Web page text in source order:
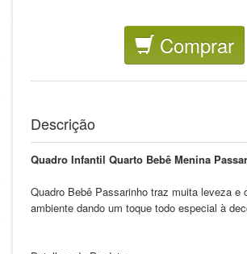
Comprar
Descrição
Quadro Infantil Quarto Bebê Menina
Quadro Bebê Passarinho traz muita leveza e
ambiente dando um toque todo especial à